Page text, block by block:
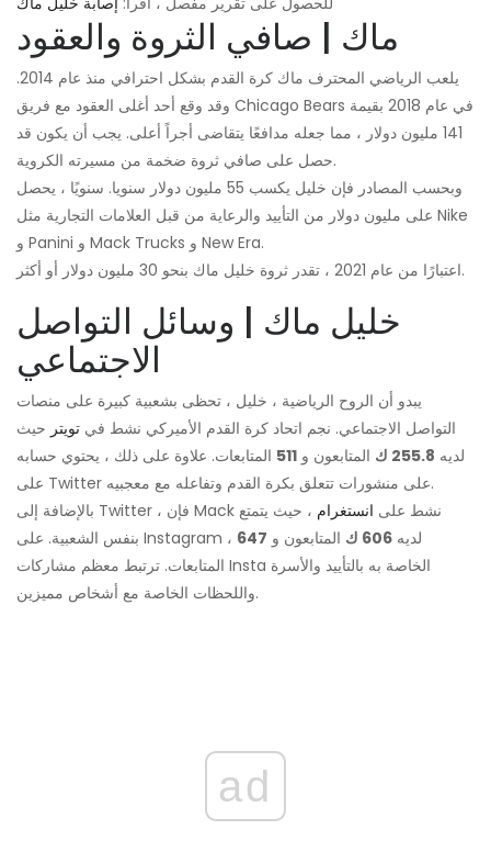
ماك | صافي الثروة والعقود
يلعب الرياضي المحترف ماك كرة القدم بشكل احترافي منذ عام 2014.
وقد وقع أحد أغلى العقود مع فريق Chicago Bears في عام 2018 بقيمة
141 مليون دولار ، مما جعله مدافعًا يتقاضى أجراً أعلى. يجب أن يكون قد
حصل على صافي ثروة ضخمة من مسيرته الكروية.
وبحسب المصادر فإن خليل يكسب 55 مليون دولار سنويا. سنويًا ، يحصل
على مليون دولار من التأييد والرعاية من قبل العلامات التجارية مثل Nike
و Panini و Mack Trucks و New Era.
اعتبارًا من عام 2021 ، تقدر ثروة خليل ماك بنحو 30 مليون دولار أو أكثر.
خليل ماك | وسائل التواصل
الاجتماعي
يبدو أن الروح الرياضية ، خليل ، تحظى بشعبية كبيرة على منصات
التواصل الاجتماعي. نجم اتحاد كرة القدم الأميركي نشط في تويتر حيث
لديه 255.8 ك المتابعون و 511 المتابعات. علاوة على ذلك ، يحتوي حسابه
على Twitter على منشورات تتعلق بكرة القدم وتفاعله مع معجبيه.
بالإضافة إلى Twitter ، فإن Mack نشط على انستغرام ، حيث يتمتع
بنفس الشعبية. على Instagram ، لديه 606 ك المتابعون و 647
المتابعات. ترتبط معظم مشاركات Insta الخاصة به بالتأييد والأسرة
واللحظات الخاصة مع أشخاص مميزين.
ad